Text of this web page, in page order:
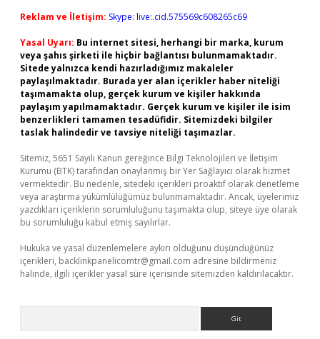
Reklam ve İletişim: Skype: live:.cid.575569c608265c69
Yasal Uyarı: Bu internet sitesi, herhangi bir marka, kurum
veya şahıs şirketi ile hiçbir bağlantısı bulunmamaktadır.
Sitede yalnızca kendi hazırladığımız makaleler
paylaşılmaktadır. Burada yer alan içerikler haber niteliği
taşımamakta olup, gerçek kurum ve kişiler hakkında
paylaşım yapılmamaktadır. Gerçek kurum ve kişiler ile isim
benzerlikleri tamamen tesadüfidir. Sitemizdeki bilgiler
taslak halindedir ve tavsiye niteliği taşımazlar.
Sitemiz, 5651 Sayılı Kanun gereğince Bilgi Teknolojileri ve İletişim
Kurumu (BTK) tarafından onaylanmış bir Yer Sağlayıcı olarak hizmet
vermektedir. Bu nedenle, sitedeki içerikleri proaktif olarak denetleme
veya araştırma yükümlülüğümüz bulunmamaktadır. Ancak, üyelerimiz
yazdıkları içeriklerin sorumluluğunu taşımakta olup, siteye üye olarak
bu sorumluluğu kabul etmiş sayılırlar.
Hukuka ve yasal düzenlemelere aykırı olduğunu düşündüğünüz
içerikleri, backlinkpanelicomtr@gmail.com adresine bildirmeniz
halinde, ilgili içerikler yasal süre içerisinde sitemizden kaldırılacaktır.